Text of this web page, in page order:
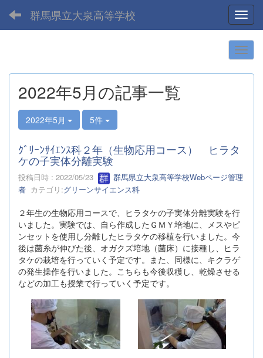
群馬県立大泉高等学校
2022年5月の記事一覧
2022年5月 5件
ｸﾞﾘｰﾝｻｲｴﾝｽ科２年（生物応用コース） ヒラタ
ケの子実体分離実験
投稿日時 : 2022/05/23
群馬県立大泉高等学校Webページ管理
者 カテゴリ:グリーンサイエンス科
２年生の生物応用コースで、ヒラタケの子実体分離実験を行
いました。実験では、自ら作成したＧＭＹ培地に、メスやピ
ンセットを使用し分離したヒラタケの移植を行いました。今
後は菌糸が伸びた後、オガクズ培地（菌床）に接種し、ヒラ
タケの栽培を行っていく予定です。また、同様に、キクラゲ
の発生操作を行いました。こちらも今後収穫し、乾燥させる
などの加工も授業で行っていく予定です。